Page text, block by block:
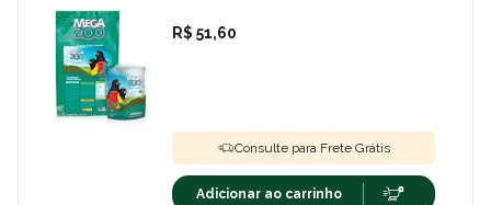
R$ 51,60
Consulte para Frete Grátis
Adicionar ao carrinho